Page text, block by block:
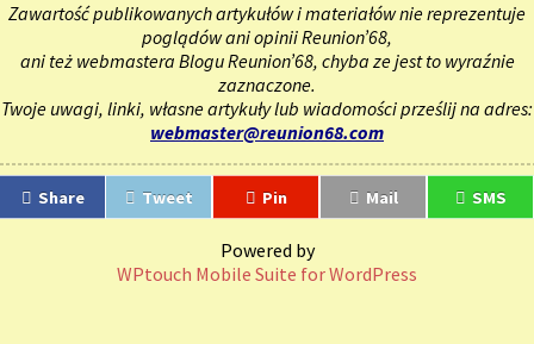
Zawartość publikowanych artykułów i materiałów nie reprezentuje
poglądów ani opinii Reunion’68,
ani też webmastera Blogu Reunion’68, chyba ze jest to wyraźnie
zaznaczone.
Twoje uwagi, linki, własne artykuły lub wiadomości prześlij na adres:
webmaster@reunion68.com
Share Tweet Pin Mail SMS
Powered by
WPtouch Mobile Suite for WordPress